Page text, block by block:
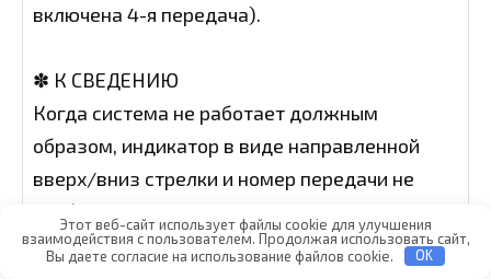
включена 4-я передача).
✽ К СВЕДЕНИЮ
Когда система не работает должным
образом, индикатор в виде направленной
вверх/вниз стрелки и номер передачи не
отображаются.
Этот веб-сайт использует файлы cookie для улучшения
взаимодействия с пользователем. Продолжая использовать сайт,
Вы даете согласие на использование файлов cookie.
OK